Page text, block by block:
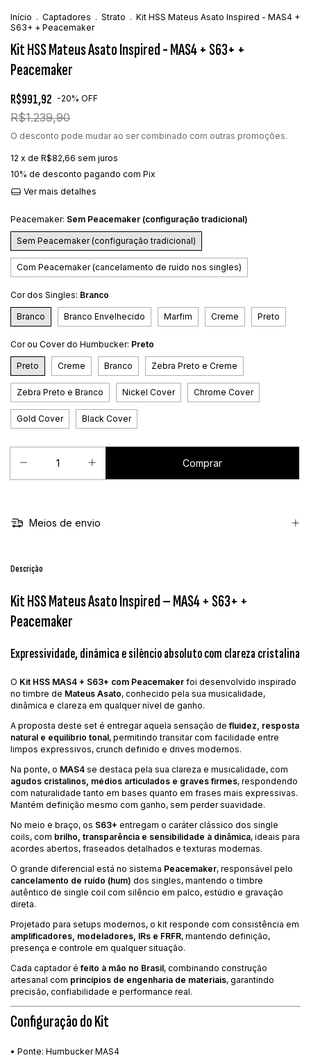
Início . Captadores . Strato . Kit HSS Mateus Asato Inspired - MAS4 +
S63+ + Peacemaker
Kit HSS Mateus Asato Inspired - MAS4 + S63+ +
Peacemaker
R$991,92 -20% OFF
R$1.239,90
O desconto pode mudar ao ser combinado com outras promoções.
12 x de R$82,66 sem juros
10% de desconto pagando com Pix
Ver mais detalhes
Peacemaker: Sem Peacemaker (configuração tradicional)
Sem Peacemaker (configuração tradicional)
Com Peacemaker (cancelamento de ruído nos singles)
Cor dos Singles: Branco
Branco Branco Envelhecido Marfim Creme Preto
Cor ou Cover do Humbucker: Preto
Preto Creme Branco Zebra Preto e Creme
Zebra Preto e Branco Nickel Cover Chrome Cover
Gold Cover Black Cover
Meios de envio
Descrição
Kit HSS Mateus Asato Inspired – MAS4 + S63+ +
Peacemaker
Expressividade, dinâmica e silêncio absoluto com clareza cristalina
O Kit HSS MAS4 + S63+ com Peacemaker foi desenvolvido inspirado
no timbre de Mateus Asato, conhecido pela sua musicalidade,
dinâmica e clareza em qualquer nível de ganho.
A proposta deste set é entregar aquela sensação defluidez, resposta
natural e equilíbrio tonal, permitindo transitar com facilidade entre
limpos expressivos, crunch definido e drives modernos.
Na ponte, o MAS4 se destaca pela sua clareza e musicalidade, com
agudos cristalinos, médios articulados e graves firmes, respondendo
com naturalidade tanto em bases quanto em frases mais expressivas.
Mantém definição mesmo com ganho, sem perder suavidade.
No meio e braço, os S63+ entregam o caráter clássico dos single
coils, com brilho, transparência e sensibilidade à dinâmica, ideais para
acordes abertos, fraseados detalhados e texturas modernas.
O grande diferencial está no sistema Peacemaker, responsável pelo
cancelamento de ruído (hum) dos singles, mantendo o timbre
autêntico de single coil com silêncio em palco, estúdio e gravação
direta.
Projetado para setups modernos, o kit responde com consistência em
amplificadores, modeladores, IRs e FRFR, mantendo definição,
presença e controle em qualquer situação.
Cada captador éfeito à mão no Brasil, combinando construção
artesanal com princípios de engenharia de materiais, garantindo
precisão, confiabilidade e performance real.
Configuração do Kit
• Ponte: Humbucker MAS4